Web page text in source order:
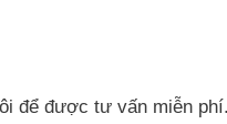
để được tư vấn miễn phí.